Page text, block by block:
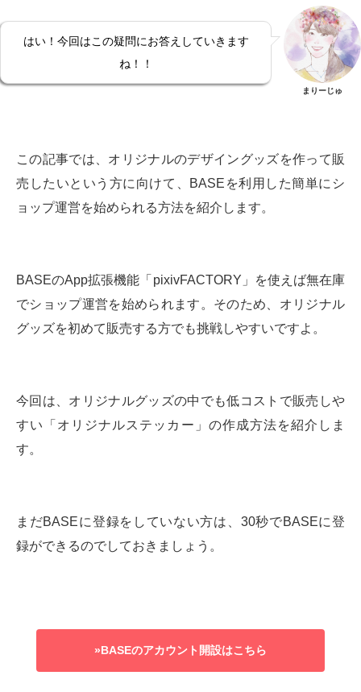
はい！今回はこの疑問にお答えしていきます
ね！！
まりーじゅ
この記事では、オリジナルのデザイングッズを作って販
売したいという方に向けて、BASEを利用した簡単にシ
ョップ運営を始められる方法を紹介します。
BASEのApp拡張機能「pixivFACTORY」を使えば無在庫
でショップ運営を始められます。そのため、オリジナル
グッズを初めて販売する方でも挑戦しやすいですよ。
今回は、オリジナルグッズの中でも低コストで販売しや
すい「オリジナルステッカー」の作成方法を紹介しま
す。
まだBASEに登録をしていない方は、30秒でBASEに登
録ができるのでしておきましょう。
»BASEのアカウント開設はこちら